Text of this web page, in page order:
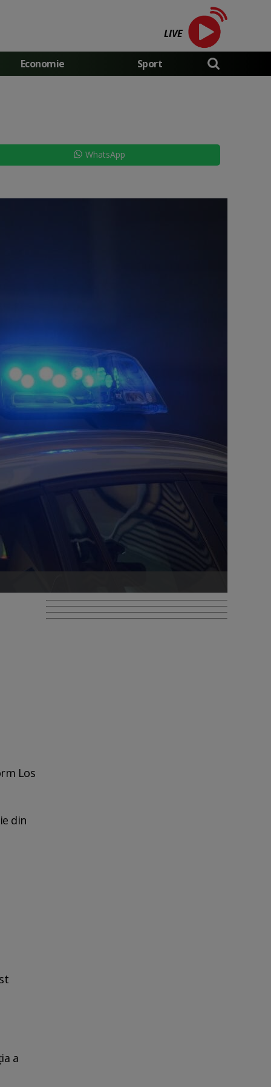
LIVE
Economie Sport
WhatsApp
Los
din
a